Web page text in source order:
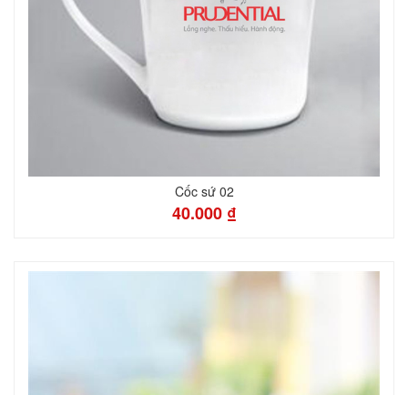
Cốc sứ 02
40.000 ₫